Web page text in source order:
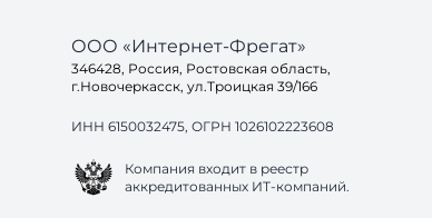
ООО «Интернет-Фрегат»
346428, Россия, Ростовская область,
г.Новочеркасск, ул.Троицкая 39/166
ИНН 6150032475, ОГРН 1026102223608
Компания входит в реестр
аккредитованных ИТ-компаний.